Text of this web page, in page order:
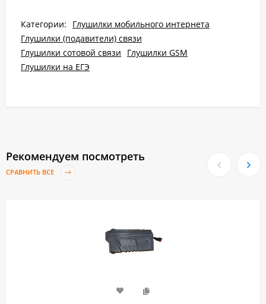
Категории:
Глушилки мобильного интернета
Глушилки (подавители) связи
Глушилки сотовой связи
Глушилки GSM
Глушилки на ЕГЭ
Рекомендуем посмотреть
СРАВНИТЬ ВСЕ